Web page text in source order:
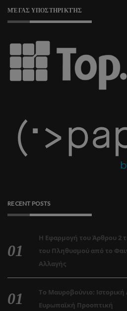
ΜΈΓΑΣ ΥΠΟΣΤΗΡΙΚΤΉΣ
RECENT POSTS
Η Εφαρμογή του Άρθρου 2
του Πληθυσμού από το
Αλλαγής
Το Μαυροβούνιο:
Ευρωπαϊκή Προοπτική